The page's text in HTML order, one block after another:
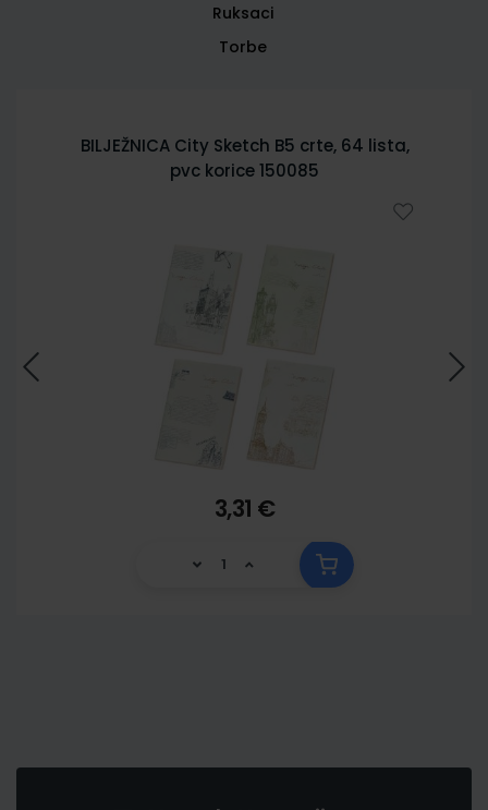
Ruksaci
Torbe
BILJEŽNICA City Sketch B5 crte, 64 lista,
pvc korice 150085
3,31 €